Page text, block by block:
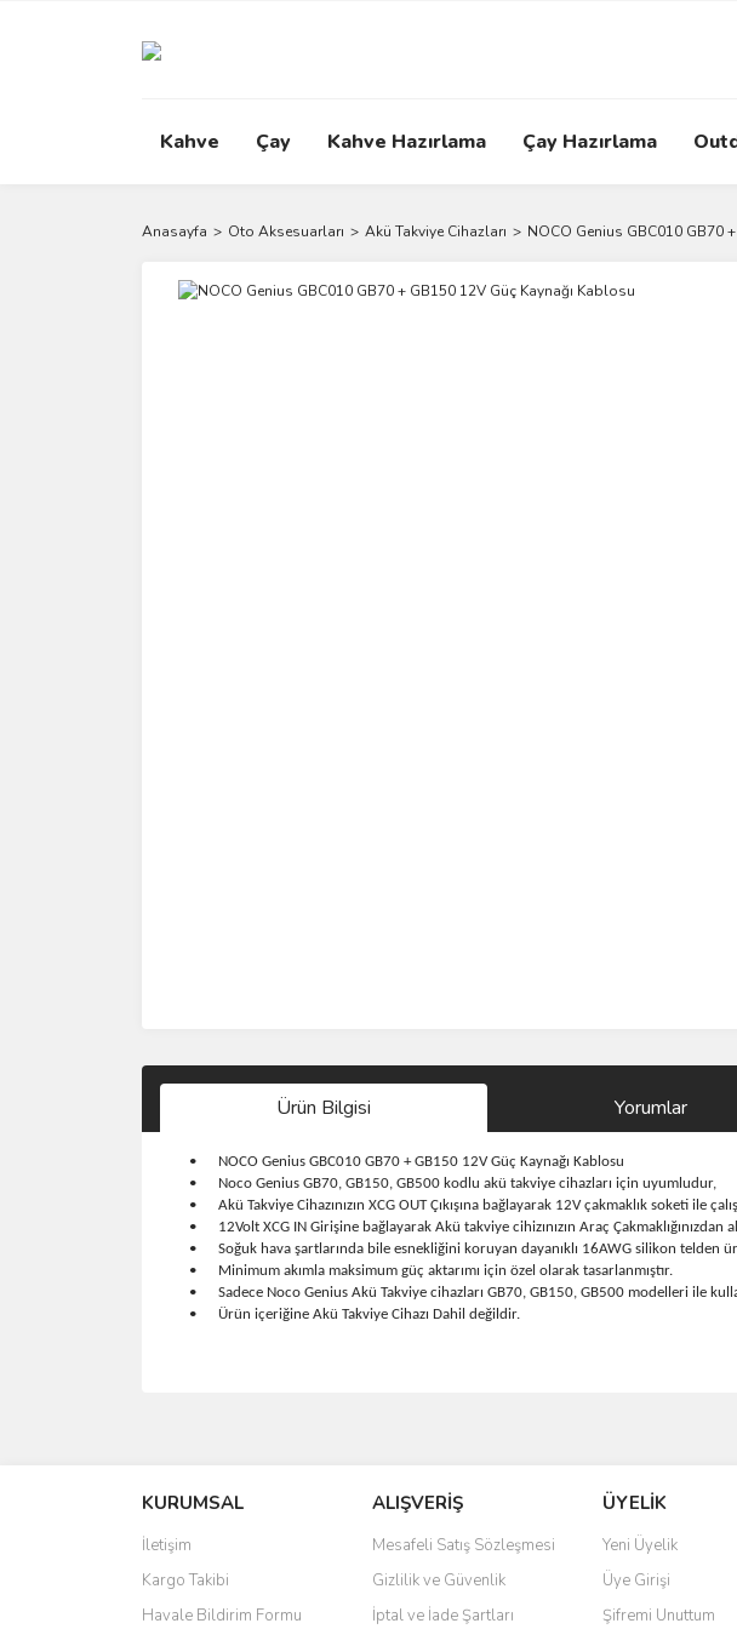
Kahve Çay Kahve Hazırlama Çay Hazırlama
Anasayfa Oto Aksesuarları Akü Takviye Cihazları NOCO Genius GBC010 GB70
Ürün Bilgisi Yorumlar
•
NOCO Genius GBC010 GB70 + GB150 12V Güç Kaynağı Kablosu
•
Noco Genius GB70, GB150, GB500 kodlu akü takviye cihazları için uyumludur,
•
Akü Takviye Cihazınızın XCG OUT Çıkışına bağlayarak 12V çakmaklık soketi ile
•
12Volt XCG IN Girişine bağlayarak Akü takviye cihizınızın Araç Çakmaklığınızdan
•
Soğuk hava şartlarında bile esnekliğini koruyan dayanıklı 16AWG silikon telden
•
Minimum akımla maksimum güç aktarımı için özel olarak tasarlanmıştır.
•
Sadece Noco Genius Akü Takviye cihazları GB70, GB150, GB500 modelleri ile
•
Ürün içeriğine Akü Takviye Cihazı Dahil değildir.
Ürün resmi kalitesiz, bozuk veya görüntülenemiyor.
Ürün açıklamasında eksik bilgiler bulunuyor.
Ürün bilgilerinde hatalar bulunuyor.
Ürün fiyatı diğer sitelerden daha pahalı.
KURUMSAL
İletişim
Kargo Takibi
Havale Bildirim Formu
ALIŞVERİŞ
Mesafeli Satış Sözleşmesi
Gizlilik ve Güvenlik
İptal ve İade Şartları
ÜYELİK
Yeni Üyelik
Üye Girişi
Şifremi Unuttum